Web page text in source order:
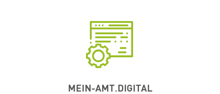


MEIN-AMT.DIGITAL